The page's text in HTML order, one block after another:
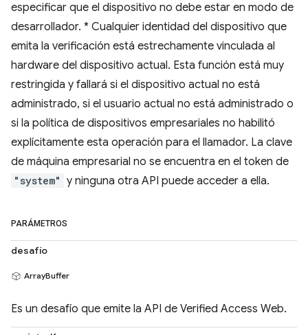
especificar que el dispositivo no debe estar en modo de
desarrollador. * Cualquier identidad del dispositivo que
emita la verificación está estrechamente vinculada al
hardware del dispositivo actual. Esta función está muy
restringida y fallará si el dispositivo actual no está
administrado, si el usuario actual no está administrado o
si la política de dispositivos empresariales no habilitó
explícitamente esta operación para el llamador. La clave
de máquina empresarial no se encuentra en el token de
"system" y ninguna otra API puede acceder a ella.
PARÁMETROS
desafío
ArrayBuffer
Es un desafío que emite la API de Verified Access Web.